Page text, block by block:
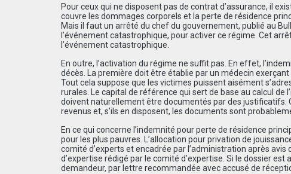
Pour ceux qui ne disposent pas de contrat d’assurance, il
couvre les dommages corporels et la perte de résidence
Mais il faut un arrêté du chef du gouvernement, publié au
l’événement catastrophique, pour activer ce régime. Cet
l’événement catastrophique.
En outre, l’activation du régime ne suffit pas. En effet,
décès. La première doit être établie par un médecin
Tout cela suppose que les victimes puissent aisément
rurales. Le capital de référence qui sert de base au calcul de
doivent naturellement être documentés par des justificatifs.
revenus et, s’ils en disposent, les documents sont
En ce qui concerne l’indemnité pour perte de résidence
pour les plus pauvres. L’allocation pour privation de
comité d’experts et encadrée par l’administration après avis
d’expertise rédigé par le comité d’expertise. Si le dossier
demandeur, par lettre recommandée avec accusé de